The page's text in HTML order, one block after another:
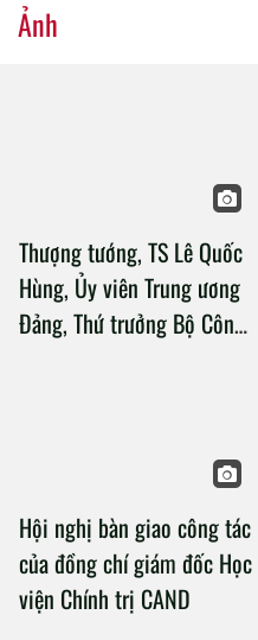
Ảnh
Thượng tướng, TS Lê Quốc
Hùng, Ủy viên Trung ương
Đảng, Thứ trưởng Bộ Công
Hội nghị bàn giao công tác
của đồng chí giám đốc Học
viện Chính trị CAND